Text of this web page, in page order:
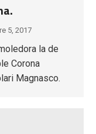
5, 2017
la de
Corona
Magnasco.